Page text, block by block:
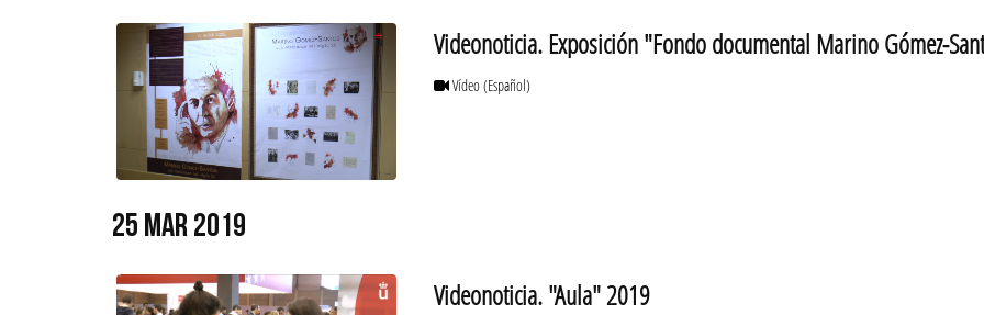
Videonoticia. Exposición "Fondo documental Marino Gómez-
Vídeo(Español)
25 MAR 2019
Videonoticia. "Aula" 2019